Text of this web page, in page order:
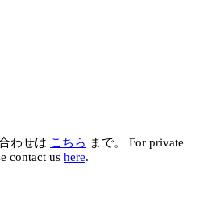
わせは こちら まで。
For private
contact us here.